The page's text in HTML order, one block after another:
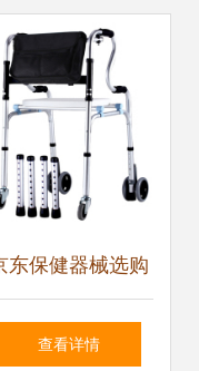
东保健器械选购
南 助行器、轮椅
查看详情